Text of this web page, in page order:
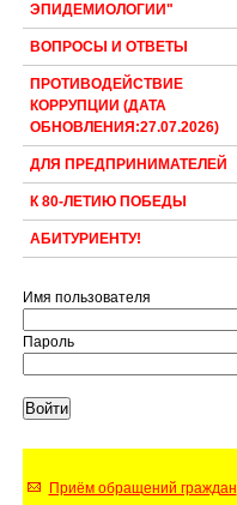
ЭПИДЕМИОЛОГИИ"
ВОПРОСЫ И ОТВЕТЫ
ПРОТИВОДЕЙСТВИЕ
КОРРУПЦИИ (ДАТА
ОБНОВЛЕНИЯ:27.07.2026)
ДЛЯ ПРЕДПРИНИМАТЕЛЕЙ
К 80-ЛЕТИЮ ПОБЕДЫ
АБИТУРИЕНТУ!
Имя пользователя
Пароль
Приём обращений граждан